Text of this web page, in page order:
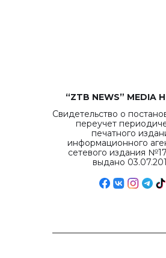
“ZTB NEWS” MEDIA
Свидетельство о
переучет
печатного
информационного
сетевого издания
выдано